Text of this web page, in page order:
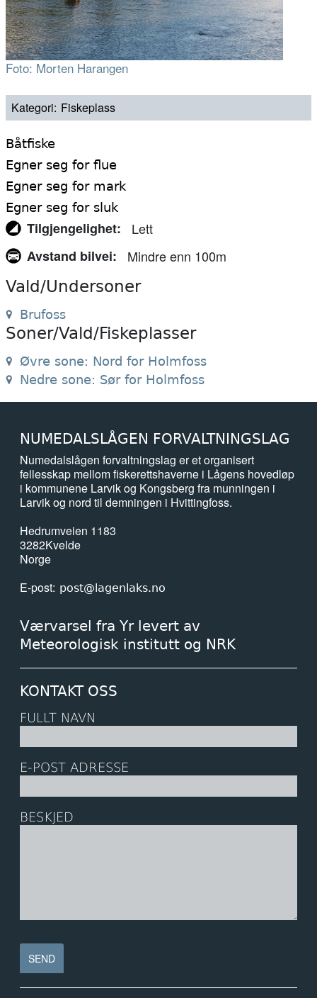
Foto: Morten Harangen
Kategori Fiskeplass
Båtfiske
Egner seg for flue
Egner seg for mark
Egner seg for sluk
Tilgjengelighet
Lett
Avstand bilvei
Mindre enn 100m
Vald/Undersoner
Brufoss
Soner/Vald/Fiskeplasser
Øvre sone: Nord for Holmfoss
Nedre sone: Sør for Holmfoss
NUMEDALSLÅGEN FORVALTNINGSLAG
Numedalslågen forvaltningslag er et organisert
fellesskap mellom fiskerettshaverne i Lågens hovedløp
i kommunene Larvik og Kongsberg fra munningen i
Larvik og nord til demningen i Hvittingfoss.
Hedrumveien 1183
3282Kvelde
Norge
E-post post@lagenlaks.no
Værvarsel fra Yr levert av
Meteorologisk institutt og NRK
KONTAKT OSS
FULLT NAVN
E-POST ADRESSE
BESKJED